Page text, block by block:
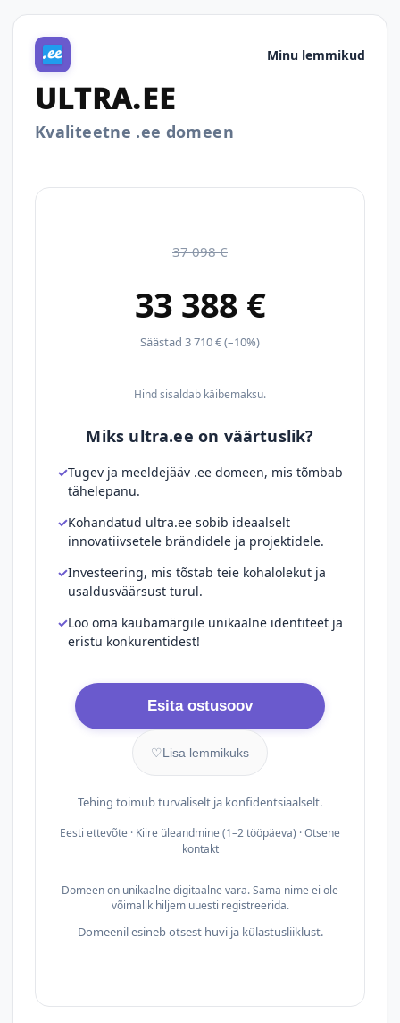
Minu lemmikud
ULTRA.EE
Kvaliteetne .ee domeen
37 098 €
33 388 €
Säästad 3 710 € (–10%)
Hind sisaldab käibemaksu.
Miks ultra.ee on väärtuslik?
Tugev ja meeldejääv .ee domeen, mis tõmbab
tähelepanu.
Kohandatud ultra.ee sobib ideaalselt
innovatiivsetele brändidele ja projektidele.
Investeering, mis tõstab teie kohalolekut ja
usaldusväärsust turul.
Loo oma kaubamärgile unikaalne identiteet ja
eristu konkurentidest!
Esita ostusoov
♡Lisa lemmikuks
Tehing toimub turvaliselt ja konfidentsiaalselt.
Eesti ettevõte · Kiire üleandmine (1–2 tööpäeva) · Otsene
kontakt
Domeen on unikaalne digitaalne vara. Sama nime ei ole
võimalik hiljem uuesti registreerida.
Domeenil esineb otsest huvi ja külastusliiklust.